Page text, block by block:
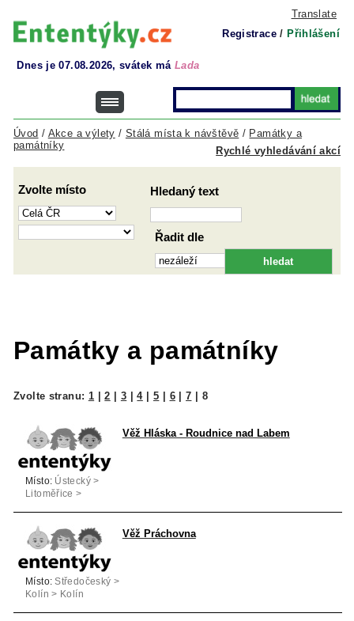
Translate
Registrace / Přihlášení
Dnes je 07.08.2026, svátek má Lada
Rychlé vyhledávání akcí
Úvod / Akce a výlety / Stálá místa k návštěvě / Památky a
památníky
Zvolte místo Hledaný text
Řadit dle
Památky a památníky
Zvolte stranu: 1 |2 3 |4| 5 6|7 8
Věž Hláska - Roudnice nad Labem
Místo: Ústecký >
Litoměřice >
Věž Práchovna
Místo: Středočeský >
Kolín > Kolín